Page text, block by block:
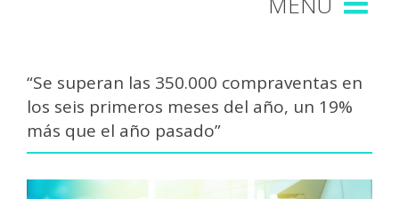
“Se superan las 350.000 compraventas en
los seis primeros meses del año, un 19%
más que el año pasado”